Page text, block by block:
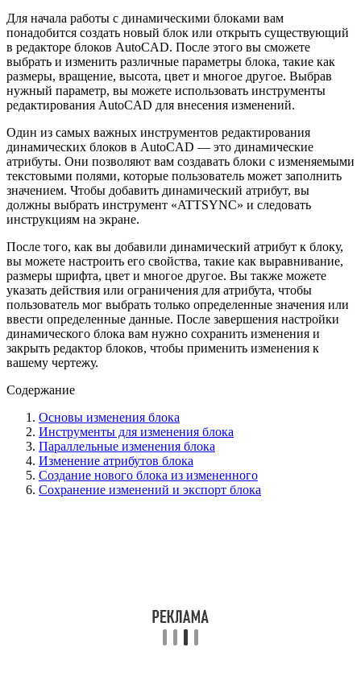
Для начала работы с динамическими блоками вам
понадобится создать новый блок или открыть существующий
в редакторе блоков AutoCAD. После этого вы сможете
выбрать и изменить различные параметры блока, такие как
размеры, вращение, высота, цвет и многое другое. Выбрав
нужный параметр, вы можете использовать инструменты
редактирования AutoCAD для внесения изменений.
Один из самых важных инструментов редактирования
динамических блоков в AutoCAD — это динамические
атрибуты. Они позволяют вам создавать блоки с изменяемыми
текстовыми полями, которые пользователь может заполнить
значением. Чтобы добавить динамический атрибут, вы
должны выбрать инструмент «ATTSYNC» и следовать
инструкциям на экране.
После того, как вы добавили динамический атрибут к блоку,
вы можете настроить его свойства, такие как выравнивание,
размеры шрифта, цвет и многое другое. Вы также можете
указать действия или ограничения для атрибута, чтобы
пользователь мог выбрать только определенные значения или
ввести определенные данные. После завершения настройки
динамического блока вам нужно сохранить изменения и
закрыть редактор блоков, чтобы применить изменения к
вашему чертежу.
Содержание
Основы изменения блока
Инструменты для изменения блока
Параллельные изменения блока
Изменение атрибутов блока
Создание нового блока из измененного
Сохранение изменений и экспорт блока